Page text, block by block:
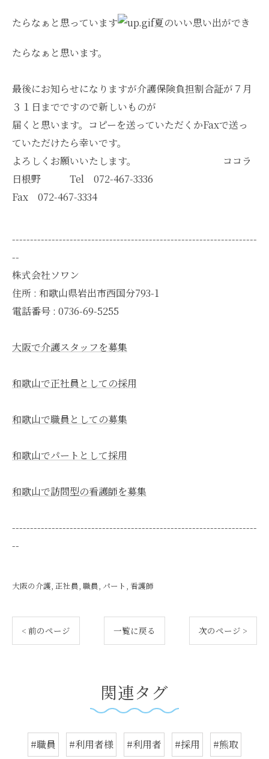
たらなぁと思っています 夏のいい思い出ができ
たらなぁと思います。
最後にお知らせになりますが介護保険負担割合証が７月
３１日までですので新しいものが
届くと思います。コピーを送っていただくかFaxで送っ
ていただけたら幸いです。
よろしくお願いいたします。 ココラ
日根野 Tel 072-467-3336
Fax 072-467-3334
--------------------------------------------------------------------
--
株式会社ソワン
住所 : 和歌山県岩出市西国分793-1
電話番号 : 0736-69-5255
大阪で介護スタッフを募集
和歌山で正社員としての採用
和歌山で職員としての募集
和歌山でパートとして採用
和歌山で訪問型の看護師を募集
--------------------------------------------------------------------
--
大阪の介護 正社員 職員 パート 看護師
< 前のページ 一覧に戻る 次のページ >
関連タグ
#職員 #利用者様 #利用者 #採用 #熊取